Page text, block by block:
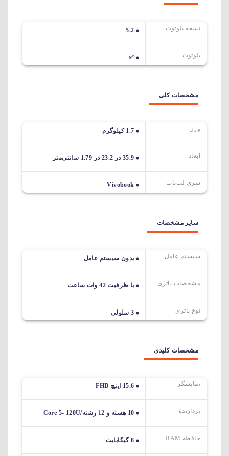
نسخه بلوتوث 5.2
بلوتوث ✅
مشخصات کلی
وزن 1.7 کیلوگرم
ابعاد 35.9 در 23.2 در 1.79 سانتی‌متر
سری لپ‌تاپ Vivobook
سایر مشخصات
سیستم عامل بدون سیستم عامل
مشخصات باتری با ظرفیت 42 وات ساعت
نوع باتری 3 سلولی
مشخصات کلیدی
نمایشگر 15.6 اینچ FHD
پردازنده 10 هسته و 12 رشته/Core 5- 120U
حافظه RAM 8 گیگابایت